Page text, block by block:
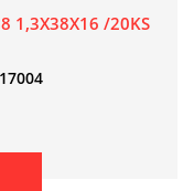
1,3X38X16 /20KS